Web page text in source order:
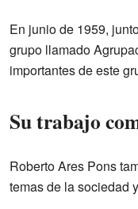
En junio de 1959,
grupo llamado
importantes de este
Su trabajo
Roberto Ares Pons
temas de la sociedad